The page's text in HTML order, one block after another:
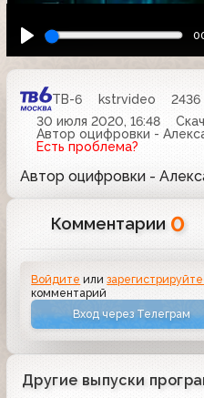
ТВ-6 kstrvideo
2436
30 июля 2020, 16:48
Автор оцифровки -
Есть проблема?
Автор оцифровки -
Комментарии 0
Войдите или
комментарий
Вход через Телеграм
Другие выпуски